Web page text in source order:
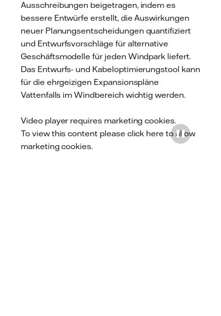
Ausschreibungen beigetragen, indem es
bessere Entwürfe erstellt, die Auswirkungen
neuer Planungsentscheidungen quantifiziert
und Entwurfsvorschläge für alternative
Geschäftsmodelle für jeden Windpark liefert.
Das Entwurfs- und Kabeloptimierungstool kann
für die ehrgeizigen Expansionspläne
Vattenfalls im Windbereich wichtig werden.
Video player requires marketing cookies.
To view this content please click here to allow
marketing cookies.
Play